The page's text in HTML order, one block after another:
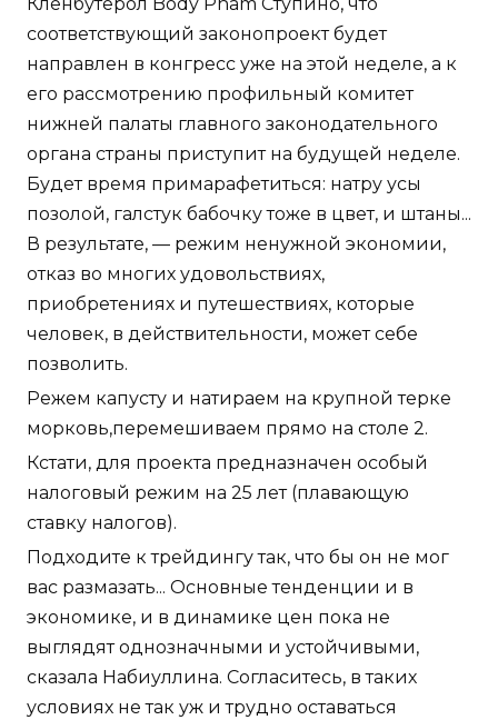
Кленбутерол Body Pham Ступино, что
соответствующий законопроект будет
направлен в конгресс уже на этой неделе, а к
его рассмотрению профильный комитет
нижней палаты главного законодательного
органа страны приступит на будущей неделе.
Будет время примарафетиться: натру усы
позолой, галстук бабочку тоже в цвет, и штаны...
В результате, — режим ненужной экономии,
отказ во многих удовольствиях,
приобретениях и путешествиях, которые
человек, в действительности, может себе
позволить.
Режем капусту и натираем на крупной терке
морковь,перемешиваем прямо на столе 2.
Кстати, для проекта предназначен особый
налоговый режим на 25 лет (плавающую
ставку налогов).
Подходите к трейдингу так, что бы он не мог
вас размазать... Основные тенденции и в
экономике, и в динамике цен пока не
выглядят однозначными и устойчивыми,
сказала Набиуллина. Согласитесь, в таких
условиях не так уж и трудно оставаться